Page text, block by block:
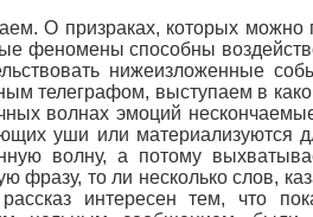
О призраках, которых можно
феномены способны
нижеизложенные
телеграфом, выступаем в
волнах эмоций
уши или материализуются
волну, а потому
фразу, то ли несколько слов,
интересен тем, что